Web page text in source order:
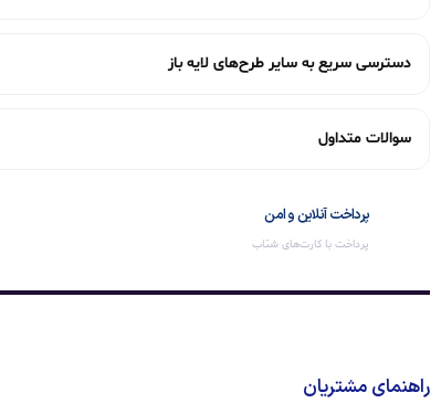
دسترسی سریع به سایر طرح‌های لایه باز
سوالات متداول
پرداخت آنلاین و امن
پرداخت با کارت‌های شتاب
راهنمای مشتریان